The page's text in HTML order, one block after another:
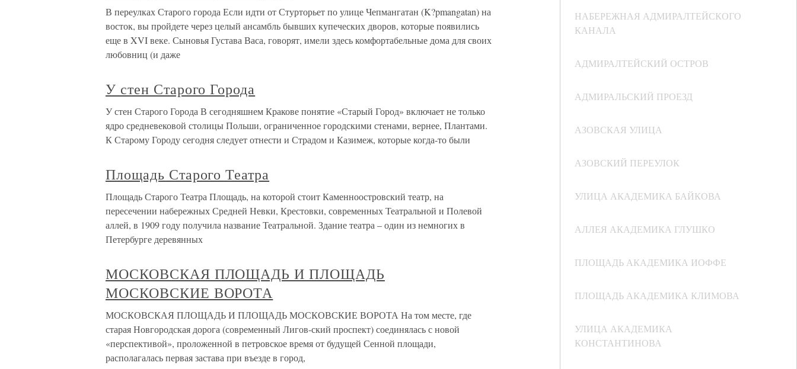
НАБЕРЕЖНАЯ АДМИРАЛТЕЙСКОГО
КАНАЛА
АДМИРАЛТЕЙСКИЙ ОСТРОВ
АДМИРАЛЬСКИЙ ПРОЕЗД
АЗОВСКАЯ УЛИЦА
АЗОВСКИЙ ПЕРЕУЛОК
УЛИЦА АКАДЕМИКА БАЙКОВА
АЛЛЕЯ АКАДЕМИКА ГЛУШКО
ПЛОЩАДЬ АКАДЕМИКА ИОФФЕ
ПЛОЩАДЬ АКАДЕМИКА КЛИМОВА
УЛИЦА АКАДЕМИКА
КОНСТАНТИНОВА
В переулках Старого города Если идти от Стурторьет по улице Чепмангатан (K?pmangatan) на
восток, вы пройдете через целый ансамбль бывших купеческих дворов, которые появились
еще в XVI веке. Сыновья Густава Васа, говорят, имели здесь комфортабельные дома для своих
любовниц (и даже
У стен Старого Города
У стен Старого Города В сегодняшнем Кракове понятие «Старый Город» включает не только
ядро средневековой столицы Польши, ограниченное городскими стенами, вернее, Плантами.
К Старому Городу сегодня следует отнести и Страдом и Казимеж, которые когда-то были
Площадь Старого Театра
Площадь Старого Театра Площадь, на которой стоит Каменноостровский театр, на
пересечении набережных Средней Невки, Крестовки, современных Театральной и Полевой
аллей, в 1909 году получила название Театральной. Здание театра – один из немногих в
Петербурге деревянных
МОСКОВСКАЯ ПЛОЩАДЬ И ПЛОЩАДЬ
МОСКОВСКИЕ ВОРОТА
МОСКОВСКАЯ ПЛОЩАДЬ И ПЛОЩАДЬ МОСКОВСКИЕ ВОРОТА На том месте, где
старая Новгородская дорога (современный Лигов-ский проспект) соединялась с новой
«перспективой», проложенной в петровское время от будущей Сенной площади,
располагалась первая застава при въезде в город,